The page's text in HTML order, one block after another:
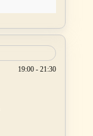
19:00 - 21:30